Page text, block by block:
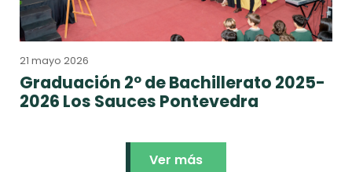
21 mayo 2026
Graduación 2º de Bachillerato 2025-
2026 Los Sauces Pontevedra
Ver más